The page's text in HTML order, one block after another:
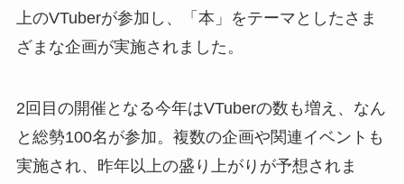
上のVTuberが参加し、「本」をテーマとしたさま
ざまな企画が実施されました。
2回目の開催となる今年はVTuberの数も増え、なん
と総勢100名が参加。複数の企画や関連イベントも
実施され、昨年以上の盛り上がりが予想されま